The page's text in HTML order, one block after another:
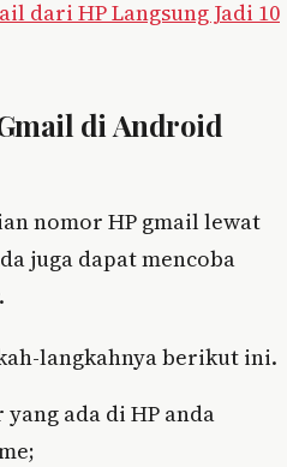
dari HP Langsung Jadi 10
di Android
nomor HP gmail lewat
juga dapat mencoba
langkahnya berikut ini.
ada di HP anda